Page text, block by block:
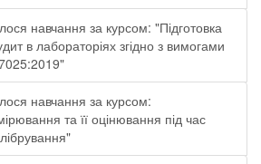
навчання за курсом: "Підготовка
в лабораторіях згідно з вимогами
навчання за курсом:
та її оцінювання під час